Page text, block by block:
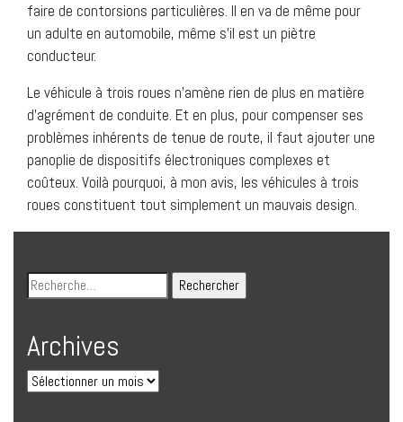
faire de contorsions particulières. Il en va de même pour
un adulte en automobile, même s’il est un piètre
conducteur.
Le véhicule à trois roues n’amène rien de plus en matière
d’agrément de conduite. Et en plus, pour compenser ses
problèmes inhérents de tenue de route, il faut ajouter une
panoplie de dispositifs électroniques complexes et
coûteux. Voilà pourquoi, à mon avis, les véhicules à trois
roues constituent tout simplement un mauvais design.
Archives